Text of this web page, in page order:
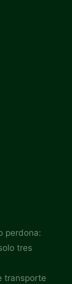
perdona:
tres
transporte